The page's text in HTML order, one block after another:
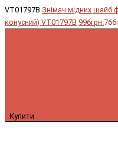
VT01797B Знімач мідних шайб
конусний) VT01797B 996грн.
Купити